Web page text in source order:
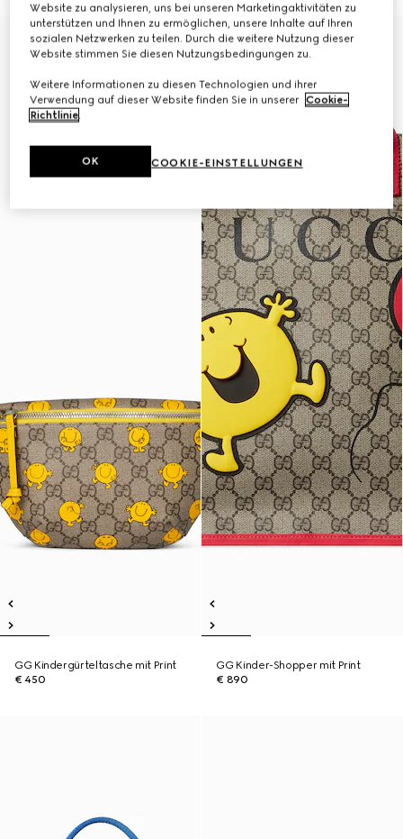
GG Kindergürteltasche mit Print
€ 450
GG Kinder-Shopper mit Print
€ 890
Website zu analysieren, uns bei unseren Marketingaktivitäten zu
unterstützen und Ihnen zu ermöglichen, unsere Inhalte auf Ihren
sozialen Netzwerken zu teilen. Durch die weitere Nutzung dieser
Website stimmen Sie diesen Nutzungsbedingungen zu.
Weitere Informationen zu diesen Technologien und ihrer
Verwendung auf dieser Website finden Sie in unserer Cookie-
Richtlinie.
COOKIE-EINSTELLUNGEN
OK